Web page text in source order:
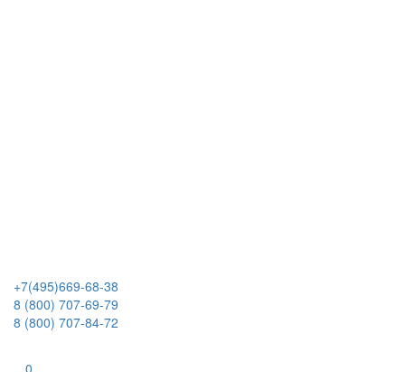
+7(495)669-68-38
8 (800) 707-69-79
8 (800) 707-84-72
0